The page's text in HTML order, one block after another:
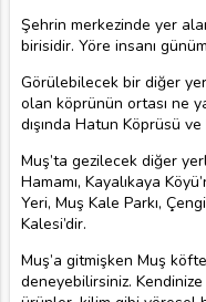
Şehrin merkezinde yer
birisidir. Yöre insanı
Görülebilecek bir diğer
olan köprünün ortası ne
dışında Hatun Köprüsü
Muş’ta gezilecek diğer
Hamamı, Kayalıkaya
Yeri, Muş Kale Parkı,
Kalesi’dir.
Muş’a gitmişken Muş
deneyebilirsiniz.